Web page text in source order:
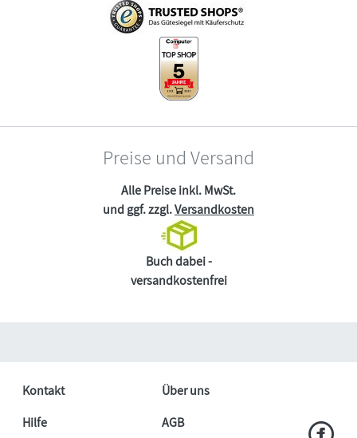
Preise und Versand
Alle Preise inkl. MwSt.
und ggf. zzgl.Versandkosten
Buch dabei -
versandkostenfrei
Kontakt
Über uns
Hilfe
AGB